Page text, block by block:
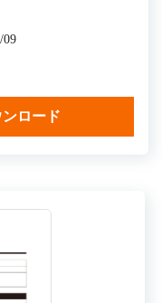
09
ロード